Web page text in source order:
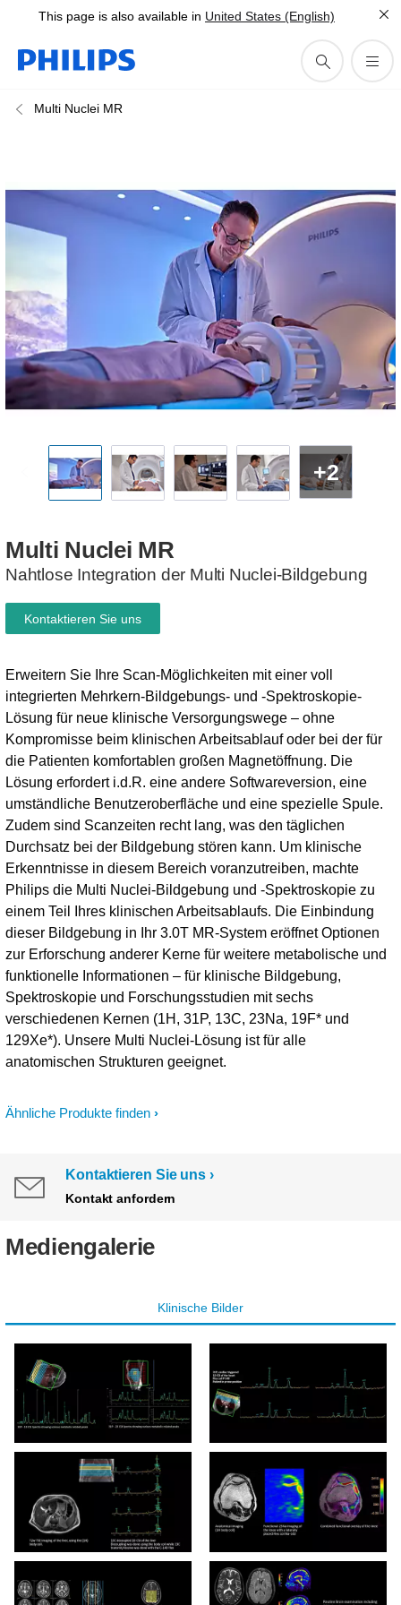
This page is also available in United States (English)
Multi Nuclei MR
+2
Multi Nuclei MR
Nahtlose Integration der Multi Nuclei-Bildgebung
Ähnliche Produkte finden
Erweitern Sie Ihre Scan-Möglichkeiten mit einer voll
integrierten Mehrkern-Bildgebungs- und -Spektroskopie-
Lösung für neue klinische Versorgungswege – ohne
Kompromisse beim klinischen Arbeitsablauf oder bei der für
die Patienten komfortablen großen Magnetöffnung. Die
Lösung erfordert i.d.R. eine andere Softwareversion, eine
umständliche Benutzeroberfläche und eine spezielle Spule.
Zudem sind Scanzeiten recht lang, was den täglichen
Durchsatz bei der Bildgebung stören kann. Um klinische
Erkenntnisse in diesem Bereich voranzutreiben, machte
Philips die Multi Nuclei-Bildgebung und -Spektroskopie zu
einem Teil Ihres klinischen Arbeitsablaufs. Die Einbindung
dieser Bildgebung in Ihr 3.0T MR-System eröffnet Optionen
zur Erforschung anderer Kerne für weitere metabolische und
funktionelle Informationen – für klinische Bildgebung,
Spektroskopie und Forschungsstudien mit sechs
verschiedenen Kernen (1H, 31P, 13C, 23Na, 19F* und
129Xe*). Unsere Multi Nuclei-Lösung ist für alle
anatomischen Strukturen geeignet.
Kontaktieren Sie uns
Kontaktieren Sie uns
Kontakt anfordern
Mediengalerie
Klinische Bilder